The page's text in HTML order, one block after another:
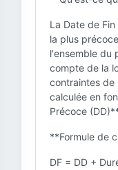
La Date de
la plus
l'ensemble du
compte de la
contraintes de
calculée en
Précoce
**Formule de
DF = DD +